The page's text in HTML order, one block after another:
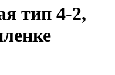
тип 4-2,